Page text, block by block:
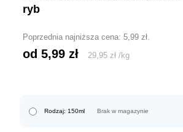
ryb
Poprzednia najniższa cena:5,99zł
od 5,99zł 29,95 zł /kg
Rodzaj: 150ml Brak w magazynie